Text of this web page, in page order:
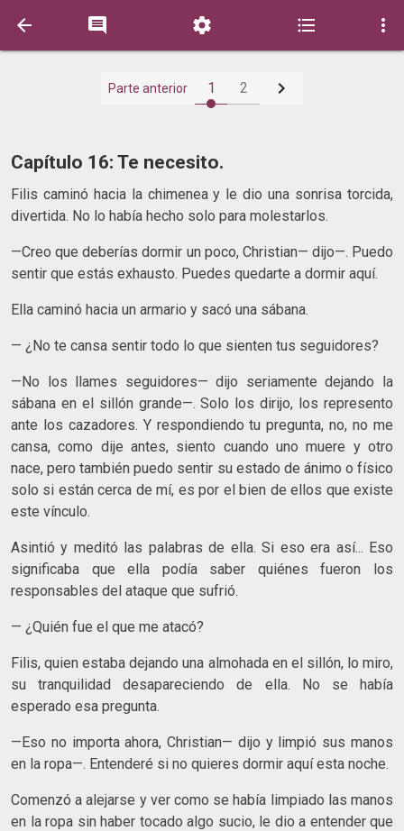
    
Parte anterior 1 2 
Capítulo 16: Te necesito.
Filis caminó hacia la chimenea y le dio una sonrisa torcida,
divertida. No lo había hecho solo para molestarlos.
—Creo que deberías dormir un poco, Christian— dijo—. Puedo
sentir que estás exhausto. Puedes quedarte a dormir aquí.
Ella caminó hacia un armario y sacó una sábana.
— ¿No te cansa sentir todo lo que sienten tus seguidores?
—No los llames seguidores— dijo seriamente dejando la
sábana en el sillón grande—. Solo los dirijo, los represento
ante los cazadores. Y respondiendo tu pregunta, no, no me
cansa, como dije antes, siento cuando uno muere y otro
nace, pero también puedo sentir su estado de ánimo o físico
solo si están cerca de mí, es por el bien de ellos que existe
este vínculo.
Asintió y meditó las palabras de ella. Si eso era así... Eso
significaba que ella podía saber quiénes fueron los
responsables del ataque que sufrió.
— ¿Quién fue el que me atacó?
Filis, quien estaba dejando una almohada en el sillón, lo miro,
su tranquilidad desapareciendo de ella. No se había
esperado esa pregunta.
—Eso no importa ahora, Christian— dijo y limpió sus manos
en la ropa—. Entenderé si no quieres dormir aquí esta noche.
Comenzó a alejarse y ver como se había limpiado las manos
en la ropa sin haber tocado algo sucio, le dio a entender que